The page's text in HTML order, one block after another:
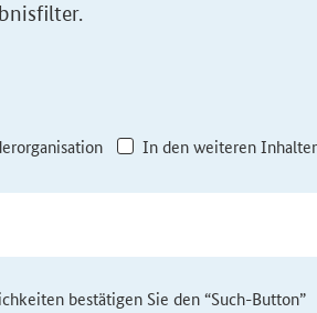
In den weiteren
bestätigen Sie den “Such-Button”